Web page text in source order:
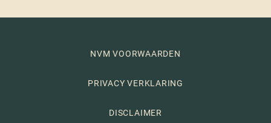
NVM VOORWAARDEN
PRIVACY VERKLARING
DISCLAIMER